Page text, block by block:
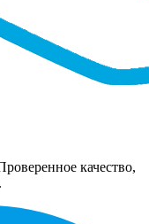
качество,